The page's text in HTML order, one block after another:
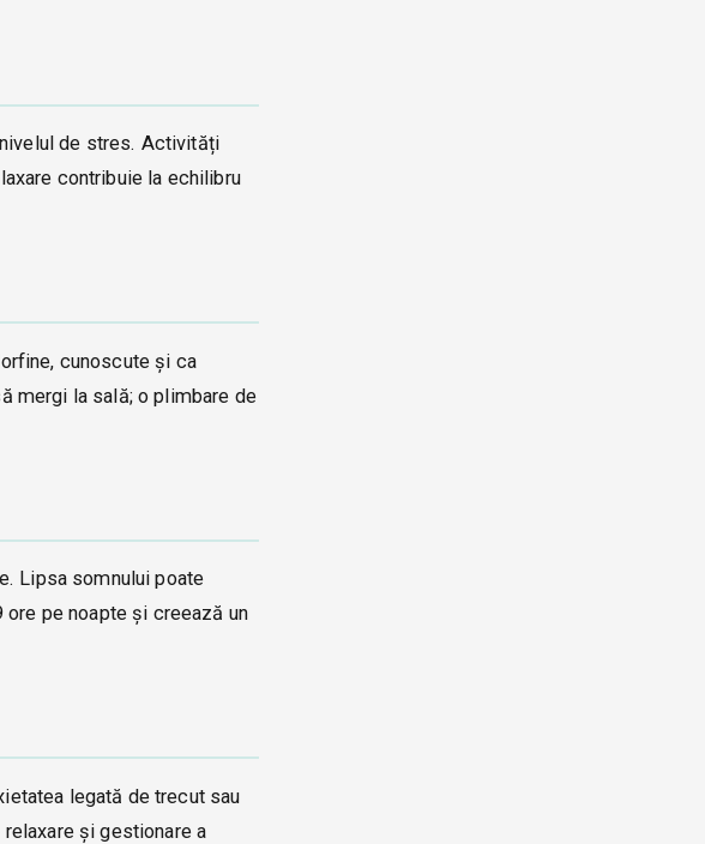
de stres. Activități
contribuie la echilibru
cunoscute și ca
mergi la sală; o plimbare de
Lipsa somnului poate
pe noapte și creează un
legată de trecut sau
și gestionare a